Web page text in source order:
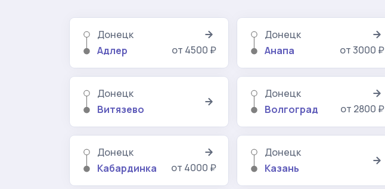
Донецк
Адлер
от 4500 ₽
Донецк
Анапа
от 3000 ₽
Донецк
Витязево
Донецк
Волгоград
от 2800 ₽
Донецк
Кабардинка
от 4000 ₽
Донецк
Казань